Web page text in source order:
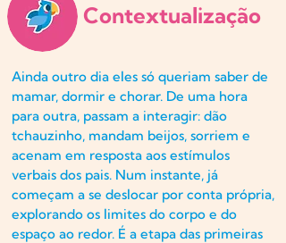
Contextualização
Ainda outro dia eles só queriam saber de
mamar, dormir e chorar. De uma hora
para outra, passam a interagir: dão
tchauzinho, mandam beijos, sorriem e
acenam em resposta aos estímulos
verbais dos pais. Num instante, já
começam a se deslocar por conta própria,
explorando os limites do corpo e do
espaço ao redor. É a etapa das primeiras